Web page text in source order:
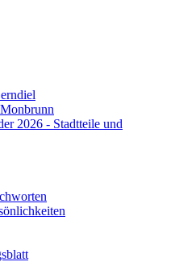
2026 - Stadtteile und